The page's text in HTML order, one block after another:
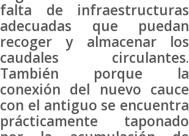
falta de infraestructuras
adecuadas que puedan
recoger y almacenar los
caudales circulantes.
También porque la
conexión del nuevo cauce
con el antiguo se encuentra
prácticamente taponado